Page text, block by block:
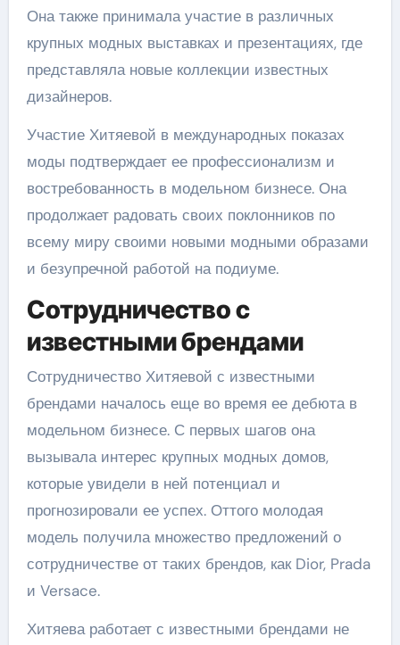
Она также принимала участие в различных
крупных модных выставках и презентациях, где
представляла новые коллекции известных
дизайнеров.
Участие Хитяевой в международных показах
моды подтверждает ее профессионализм и
востребованность в модельном бизнесе. Она
продолжает радовать своих поклонников по
всему миру своими новыми модными образами
и безупречной работой на подиуме.
Сотрудничество с
известными брендами
Сотрудничество Хитяевой с известными
брендами началось еще во время ее дебюта в
модельном бизнесе. С первых шагов она
вызывала интерес крупных модных домов,
которые увидели в ней потенциал и
прогнозировали ее успех. Оттого молодая
модель получила множество предложений о
сотрудничестве от таких брендов, как Dior, Prada
и Versace.
Хитяева работает с известными брендами не